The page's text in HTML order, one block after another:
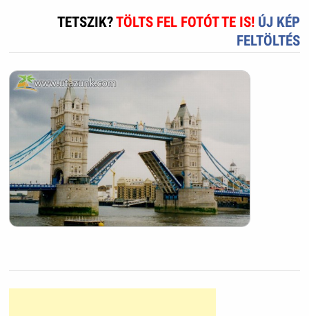
TETSZIK?TÖLTS FEL FOTÓT TE IS! ÚJ KÉP
FELTÖLTÉS